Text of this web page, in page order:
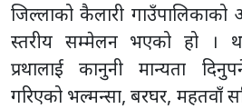
जिल्लाको कैलारी गाउँपालिकाको
स्तरीय सम्मेलन भएको हो ।
प्रथालाई कानुनी मान्यता
गरिएको भल्मन्सा, बरघर, महतवाँ